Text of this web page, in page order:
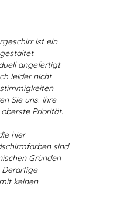
ist ein
angefertigt
leider nicht
Sie uns. Ihre
Priorität.
hier
sind
Gründen
Derartige
keinen